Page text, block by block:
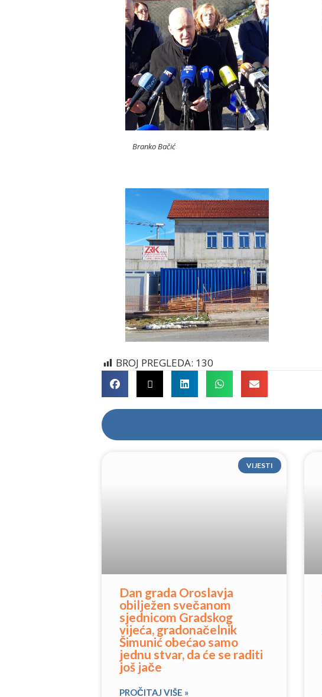
Branko Bačić
BROJ PREGLEDA: 130
VIJESTI
Dan grada Oroslavja
obilježen svečanom
sjednicom Gradskog
vijeća, gradonačelnik
Šimunić obećao samo
jednu stvar, da će se raditi
još jače
PROČITAJ VIŠE »